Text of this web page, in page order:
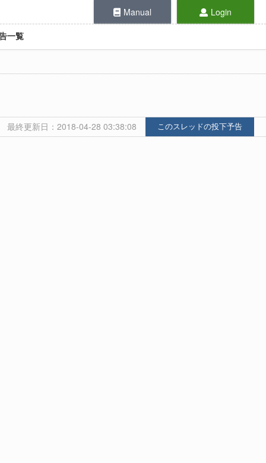
Manual Login
一覧
最終更新日：2018-04-28 03:38:08 このスレッドの投下予告